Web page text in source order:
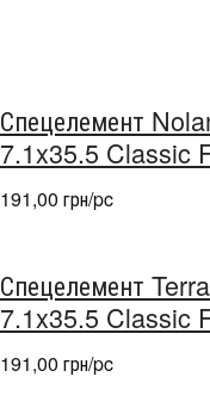
Спецелемент
7.1x35.5 Classic
191,00 грн/pc
Спецелемент
7.1x35.5 Classic
191,00 грн/pc